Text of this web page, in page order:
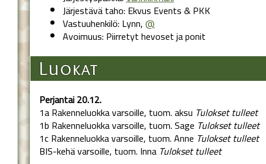
Järjestävä taho: Ekvus Events & PKK
Vastuuhenkilö: Lynn,@
Avoimuus: Piirretyt hevoset ja ponit
Luokat
Perjantai 20.12.
1a Rakenneluokka varsoille, tuom. aksu Tulokset tulleet
1b Rakenneluokka varsoille, tuom. Sage Tulokset tulleet
1c Rakenneluokka varsoille, tuom. Anne Tulokset tulleet
BIS-kehä varsoille, tuom. Inna Tulokset tulleet